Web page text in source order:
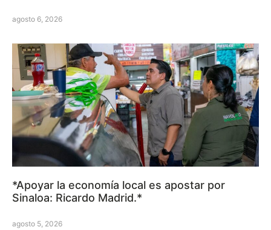
agosto 6, 2026
*Apoyar la economía local es apostar por
Sinaloa: Ricardo Madrid.*
agosto 5, 2026